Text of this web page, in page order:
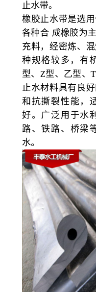
止水带。
橡胶止水带是选
各种合 成橡胶为
充料，经密炼、
种规格较多，有
型、Z型、乙型、
止水材料具有良
和抗撕裂性能，
好。广泛用于水
路、铁路、桥梁
水。